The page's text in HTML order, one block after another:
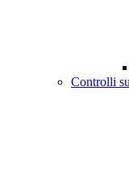
Controlli